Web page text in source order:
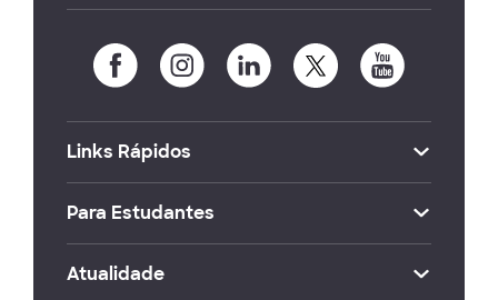
Links Rápidos
Para Estudantes
Atualidade